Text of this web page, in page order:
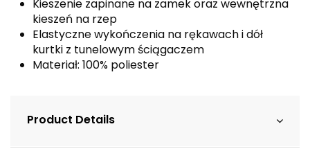
Kieszenie zapinane na zamek oraz wewnętrzna
kieszeń na rzep
Elastyczne wykończenia na rękawach i dół
kurtki z tunelowym ściągaczem
Materiał: 100% poliester
Product Details